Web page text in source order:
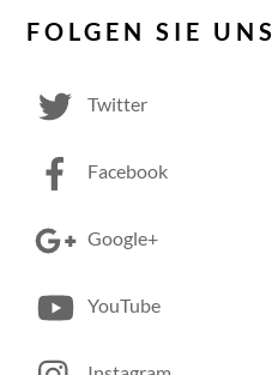
FOLGEN SIE UNS
Twitter
Facebook
Google+
YouTube